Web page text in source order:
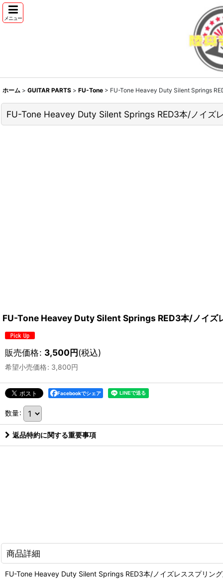
メニュー
ホーム > GUITAR PARTS > FU-Tone > FU-Tone Heavey Duty Silent Springs
FU-Tone Heavey Duty Silent Springs RED3本/ノイズ
FU-Tone Heavey Duty Silent Springs RED3本/ノイズ
販売価格: 3,500円(税込)
希望小売価格: 3,800円
Facebookでシェア
数量:
返品特約に関する重要事項
商品詳細
FU-Tone Heavey Duty Silent Springs RED3本/ノイズレススプリン